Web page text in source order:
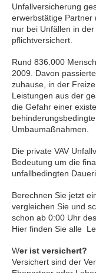
Unfallversicherung
erwerbstätige Partner
nur bei Unfällen in
pflichtversichert.
Rund 836.000
2009. Davon
zuhause, in der
Leistungen aus der
die Gefahr einer
Umbaumaßnahmen.
Die private VAV
Bedeutung um die
unfallbedingten
Berechnen Sie jetzt
vergleichen Sie und
schon ab 0:00 Uhr
Hier finden Sie alle
Wer ist versichert?
Versichert sind der